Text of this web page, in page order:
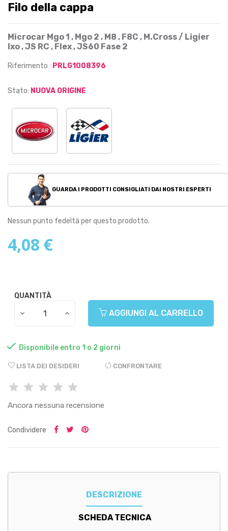
Filo della cappa
Microcar Mgo 1 , Mgo 2 , M8 , F8C , M.Cross / Ligier
Ixo , JS RC , Flex , JS60 Fase 2
Riferimento : PRLG1008396
Stato: NUOVA ORIGINE
GUARDA I PRODOTTI CONSIGLIATI DAI NOSTRI ESPERTI
Nessun punto fedeltà per questo prodotto.
4,08 €
QUANTITÀ
AGGIUNGI AL CARRELLO
 Disponibile entro 1 o 2 giorni
LISTA DEI DESIDERI CONFRONTARE
Ancora nessuna recensione
Condividere
DESCRIZIONE
SCHEDA TECNICA